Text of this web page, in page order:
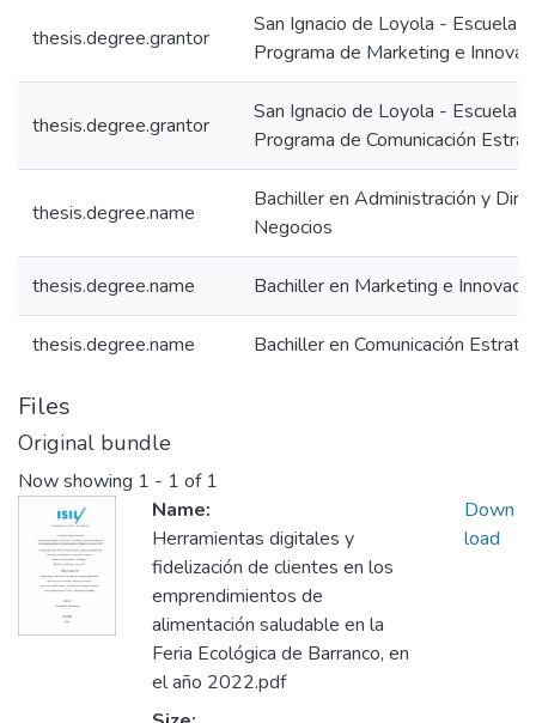
thesis.degree.grantor
San Ignacio de Loyola - Escuela
Programa de Marketing e
thesis.degree.grantor
San Ignacio de Loyola - Escuela
Programa de Comunicación
thesis.degree.name
Bachiller en Administración y
Negocios
thesis.degree.name Bachiller en Marketing e
thesis.degree.name Bachiller en Comunicación
Files
Original bundle
Now showing 1 - 1 of 1
Name:
Herramientas digitales y
fidelización de clientes en los
emprendimientos de
alimentación saludable en la
Feria Ecológica de Barranco, en
el año 2022.pdf
Down
load